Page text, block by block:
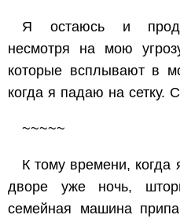
Я остаюсь и
несмотря на мою
которые всплывают в
когда я падаю на сетку.
~~~~~
К тому времени, когда
дворе уже ночь,
семейная машина